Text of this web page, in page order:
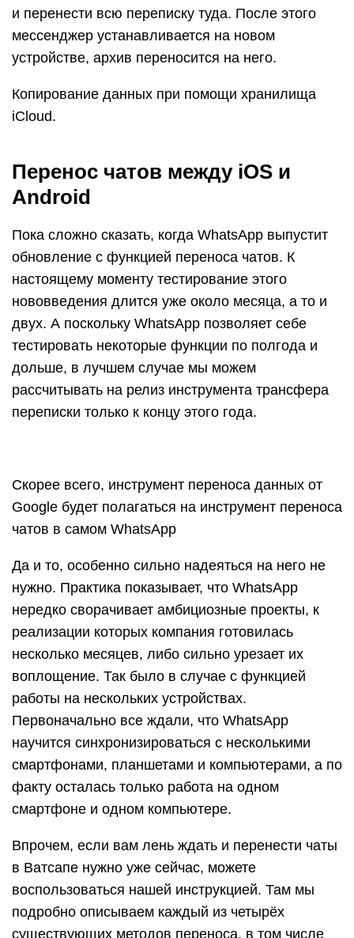
и перенести всю переписку туда. После этого
мессенджер устанавливается на новом
устройстве, архив переносится на него.
Копирование данных при помощи хранилища
iCloud.
Перенос чатов между iOS и
Android
Пока сложно сказать, когда WhatsApp выпустит
обновление с функцией переноса чатов. К
настоящему моменту тестирование этого
нововведения длится уже около месяца, а то и
двух. А поскольку WhatsApp позволяет себе
тестировать некоторые функции по полгода и
дольше, в лучшем случае мы можем
рассчитывать на релиз инструмента трансфера
переписки только к концу этого года.
Скорее всего, инструмент переноса данных от
Google будет полагаться на инструмент переноса
чатов в самом WhatsApp
Да и то, особенно сильно надеяться на него не
нужно. Практика показывает, что WhatsApp
нередко сворачивает амбициозные проекты, к
реализации которых компания готовилась
несколько месяцев, либо сильно урезает их
воплощение. Так было в случае с функцией
работы на нескольких устройствах.
Первоначально все ждали, что WhatsApp
научится синхронизироваться с несколькими
смартфонами, планшетами и компьютерами, а по
факту осталась только работа на одном
смартфоне и одном компьютере.
Впрочем, если вам лень ждать и перенести чаты
в Ватсапе нужно уже сейчас, можете
воспользоваться нашей инструкцией. Там мы
подробно описываем каждый из четырёх
существующих методов переноса, в том числе